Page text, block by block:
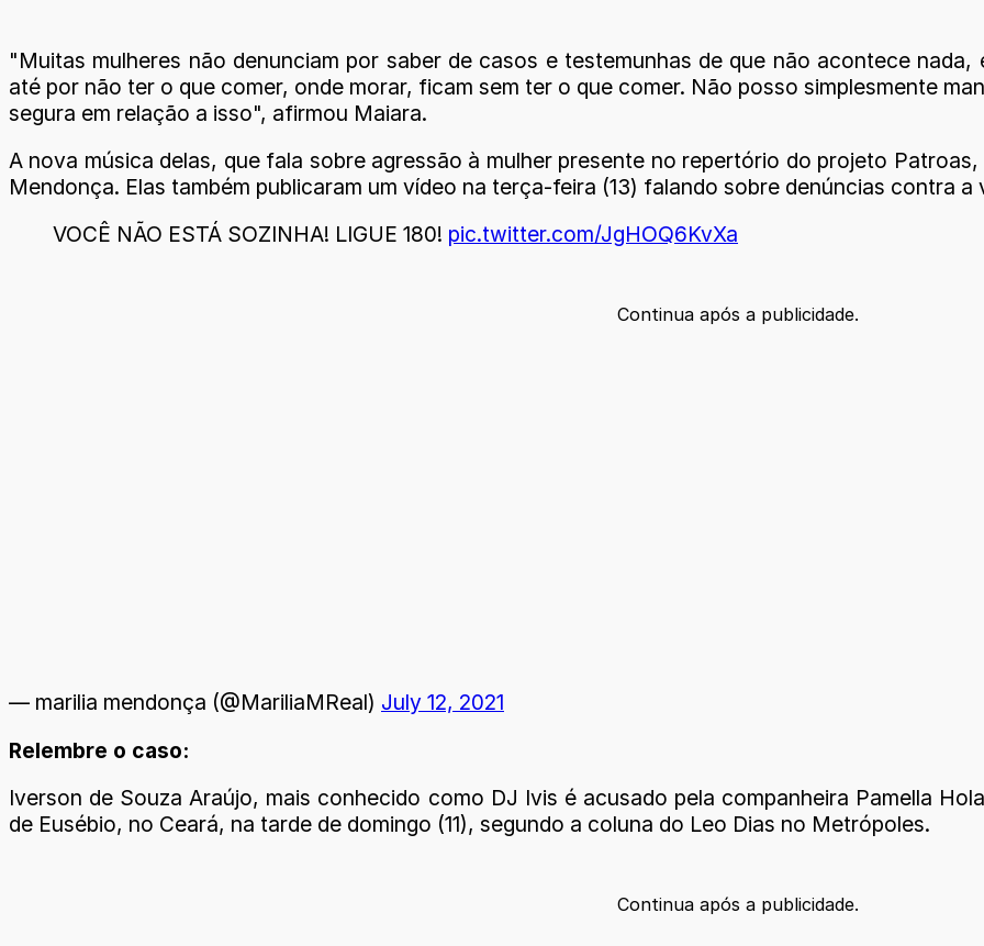
"Muitas mulheres não denunciam por saber de casos e testemunhas de que não acontece
até por não ter o que comer, onde morar, ficam sem ter o que comer. Não posso simplesmente
segura em relação a isso", afirmou Maiara.
A nova música delas, que fala sobre agressão à mulher presente no repertório do projeto
Mendonça. Elas também publicaram um vídeo na terça-feira (13) falando sobre denúncias contra a
VOCÊ NÃO ESTÁ SOZINHA! LIGUE 180! pic.twitter.com/JgHOQ6KvXa
Continua após a publicidade.
— marilia mendonça (@MariliaMReal) July 12, 2021
Relembre o caso:
Iverson de Souza Araújo, mais conhecido como DJ Ivis é acusado pela companheira Pamella
de Eusébio, no Ceará, na tarde de domingo (11), segundo a coluna do Leo Dias no Metrópoles.
Continua após a publicidade.